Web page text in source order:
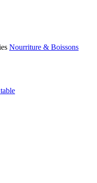
Nourriture & Boissons